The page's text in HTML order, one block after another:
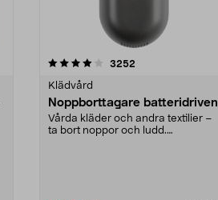
3252
Klädvård
Noppborttagare batteridriven
Vårda kläder och andra textilier –
ta bort noppor och ludd.
4.5av 5 stjärnor